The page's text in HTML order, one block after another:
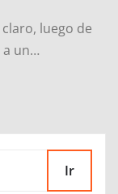
luego de
a un…
Ir